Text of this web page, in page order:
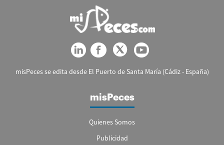
misPeces se edita desde El Puerto de Santa María (Cádiz - España)
misPeces
Quienes Somos
Publicidad